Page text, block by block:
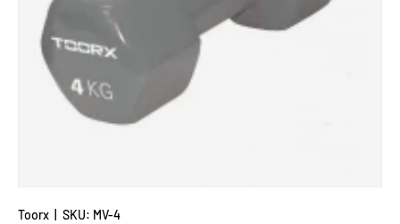
Toorx SKU: MV-4